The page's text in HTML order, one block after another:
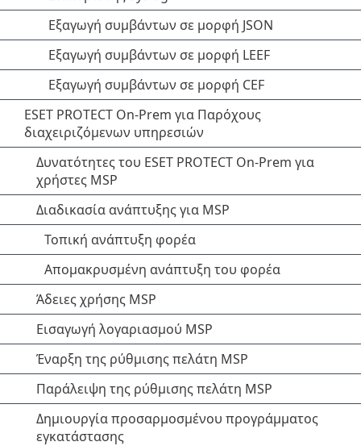
Εξαγωγή συμβάντων σε μορφή JSON
Εξαγωγή συμβάντων σε μορφή LEEF
Εξαγωγή συμβάντων σε μορφή CEF
ESET PROTECT On-Prem για Παρόχους
διαχειριζόμενων υπηρεσιών
Δυνατότητες του ESET PROTECT On-Prem για
χρήστες MSP
Διαδικασία ανάπτυξης για MSP
Τοπική ανάπτυξη φορέα
Απομακρυσμένη ανάπτυξη του φορέα
Άδειες χρήσης MSP
Εισαγωγή λογαριασμού MSP
Έναρξη της ρύθμισης πελάτη MSP
Παράλειψη της ρύθμισης πελάτη MSP
Δημιουργία προσαρμοσμένου προγράμματος
εγκατάστασης